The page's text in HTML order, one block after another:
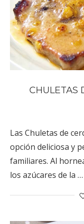
CHULETAS
Las Chuletas de
opción deliciosa y
familiares. Al
los azúcares de la …